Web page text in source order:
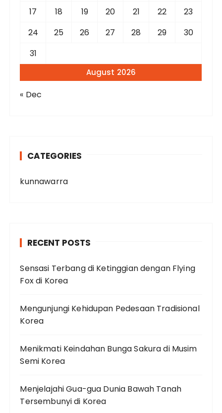
August 2026
17
18 19 20 21 22
23
24
25 26 27 28 29
30
31
« Dec
CATEGORIES
kunnawarra
RECENT POSTS
Sensasi Terbang di Ketinggian dengan Flying
Fox di Korea
Mengunjungi Kehidupan Pedesaan Tradisional
Korea
Menikmati Keindahan Bunga Sakura di Musim
Semi Korea
Menjelajahi Gua-gua Dunia Bawah Tanah
Tersembunyi di Korea